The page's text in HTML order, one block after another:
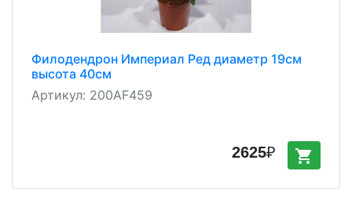
Филодендрон Империал Ред диаметр 19см
высота 40см
Артикул: 200AF459
2625₽ shopping_cart